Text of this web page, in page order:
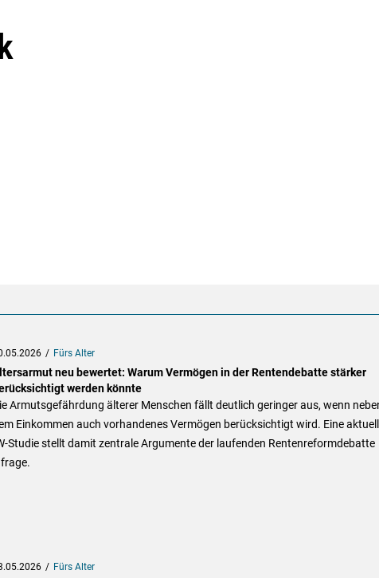
Fürs Alter
neu bewertet: Warum Vermögen in der Rentendebatte stärker
werden könnte
Armutsgefährdung älterer Menschen fällt deutlich geringer aus, wenn
Einkommen auch vorhandenes Vermögen berücksichtigt wird. Eine
Studie stellt damit zentrale Argumente der laufenden Rentenreformdebatte
Fürs Alter